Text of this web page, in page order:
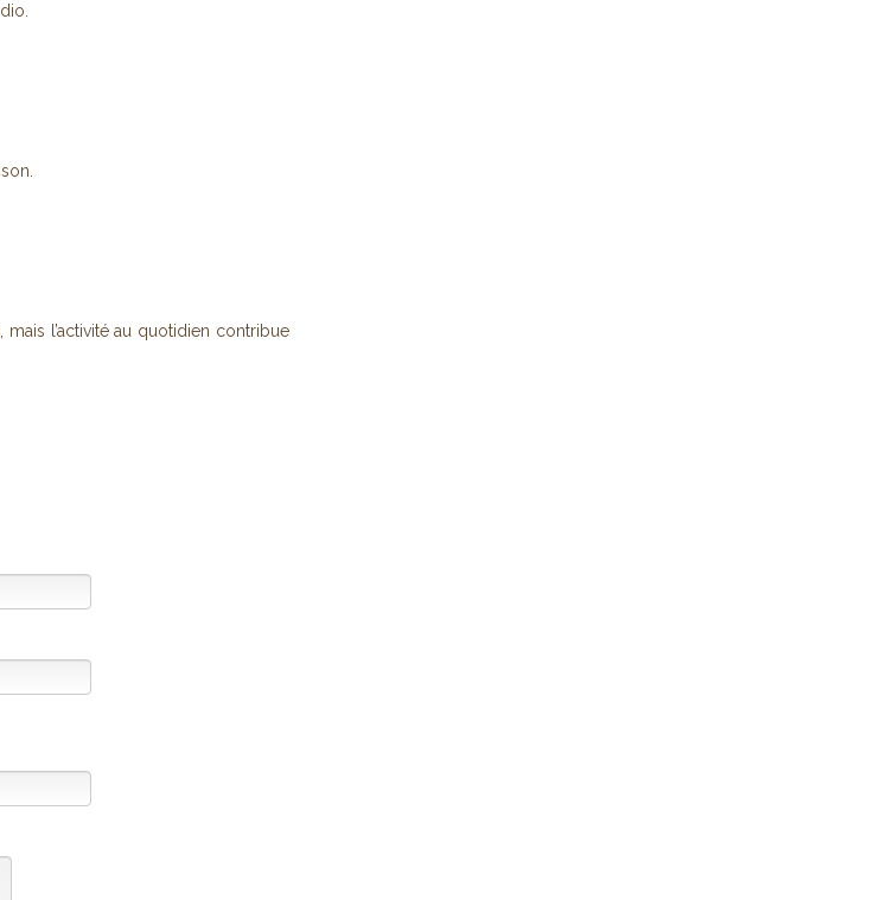
, mais l’activité au quotidien contribue